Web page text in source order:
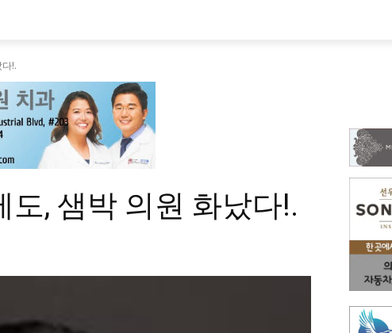
!.
, 샘박 의원 화났다!.